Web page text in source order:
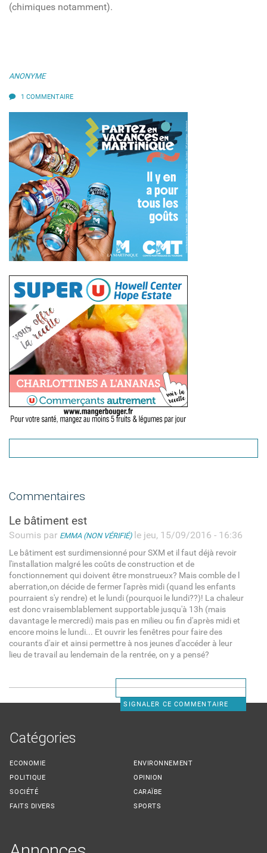
(chimiques notamment).
ANONYME
1 COMMENTAIRE
Commentaires
Le bâtiment est
Soumis par EMMA (NON VÉRIFIÉ)le jeu, 15/09/2016 - 16:36
Le bâtiment est surdimensionné pour SXM et il faut déjà revoir
l'installation malgré les coûts de construction et de
fonctionnement qui doivent être monstrueux? Mais comble de l
aberration,on décide de fermer l'après midi (quand les enfants
pourraient s'y rendre) et le lundi (pourquoi le lundi??)! La chaleur
est donc vraisemblablement supportable jusqu'à 13h (mais
davantage le mercredi) mais pas en milieu ou fin d'après midi et
encore moins le lundi... Et ouvrir les fenêtres pour faire des
courants d'air et ainsi permettre à nos jeunes d'accéder à leur
lieu de travail au lendemain de la rentrée, on y a pensé?
SIGNALER CE COMMENTAIRE
Catégories
ECONOMIE
POLITIQUE
SOCIÉTÉ
FAITS DIVERS
ENVIRONNEMENT
OPINION
CARAÏBE
SPORTS